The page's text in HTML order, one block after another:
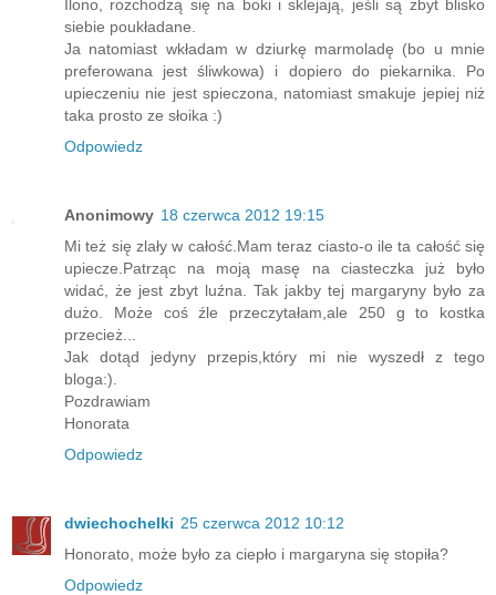
Ilono, rozchodzą się na boki i sklejają, jeśli są zbyt blisko
siebie poukładane.
Ja natomiast wkładam w dziurkę marmoladę (bo u mnie
preferowana jest śliwkowa) i dopiero do piekarnika. Po
upieczeniu nie jest spieczona, natomiast smakuje jepiej niż
taka prosto ze słoika :)
Odpowiedz
Anonimowy 18 czerwca 2012 19:15
Mi też się zlały w całość.Mam teraz ciasto-o ile ta całość się
upiecze.Patrząc na moją masę na ciasteczka już było
widać, że jest zbyt luźna. Tak jakby tej margaryny było za
dużo. Może coś źle przeczytałam,ale 250 g to kostka
przecież...
Jak dotąd jedyny przepis,który mi nie wyszedł z tego
bloga:).
Pozdrawiam
Honorata
Odpowiedz
dwiechochelki 25 czerwca 2012 10:12
Honorato, może było za ciepło i margaryna się stopiła?
Odpowiedz